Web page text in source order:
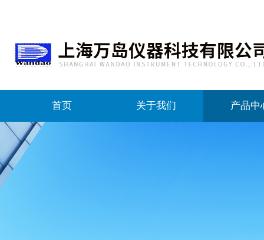
首页 关于我们 产品中